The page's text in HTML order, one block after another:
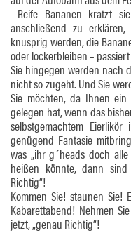
Reife Bananen kratzt
anschließend zu
knusprig werden, die
oder lockerbleiben –
Sie hingegen werden nach
nicht so zugeht. Und Sie
Sie möchten, da Ihnen
gelegen hat, wenn das
selbstgemachtem
genügend Fantasie
was „ihr g´heads doch
heißen könnte, dann
Richtig“!
Kommen Sie! staunen Sie!
Kabarettabend! Nehmen
jetzt, „genau Richtig“!